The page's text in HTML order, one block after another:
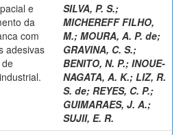
e
da
com
adesivas
SILVA, P. S.;
MICHEREFF FILHO,
M.; MOURA, A. P. de;
GRAVINA, C. S.;
BENITO, N. P.; INOUE-
NAGATA, A. K.; LIZ, R.
S. de; REYES, C. P.;
GUIMARAES, J. A.;
SUJII, E. R.